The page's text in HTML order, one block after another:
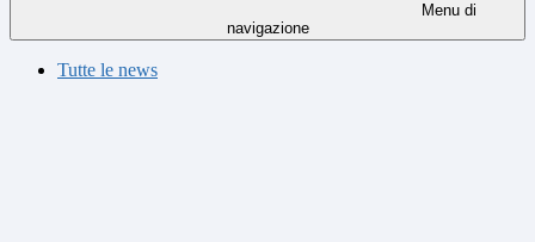
Menu di
navigazione
Tutte le news